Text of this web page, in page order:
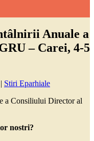
Anuale a
– Carei, 4-5
| Stiri Eparhiale
nostri?